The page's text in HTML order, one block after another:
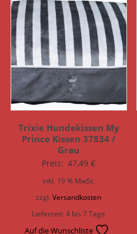
Trixie Hundekissen My
Prince Kissen 37834 /
Grau
Preis: 47,49€
inkl. 19 % MwSt.
zzgl.Versandkosten
Lieferzeit:4 bis 7 Tage
Auf die Wunschliste